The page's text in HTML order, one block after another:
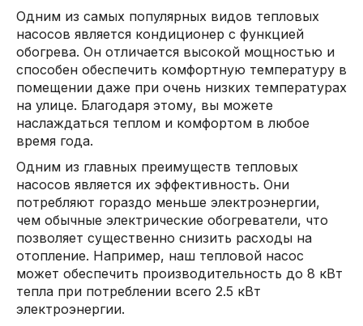
Одним из самых популярных видов тепловых
насосов является кондиционер с функцией
обогрева. Он отличается высокой мощностью и
способен обеспечить комфортную температуру в
помещении даже при очень низких температурах
на улице. Благодаря этому, вы можете
наслаждаться теплом и комфортом в любое
время года.
Одним из главных преимуществ тепловых
насосов является их эффективность. Они
потребляют гораздо меньше электроэнергии,
чем обычные электрические обогреватели, что
позволяет существенно снизить расходы на
отопление. Например, наш тепловой насос
может обеспечить производительность до 8 кВт
тепла при потреблении всего 2.5 кВт
электроэнергии.